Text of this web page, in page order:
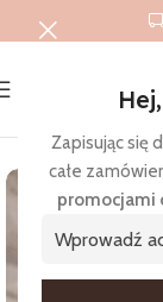
Zapisując się
całe
promocjami